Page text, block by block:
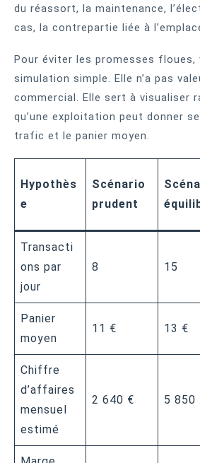
du réassort, la maintenance,
cas, la contrepartie liée à
Pour éviter les promesses floues,
simulation simple. Elle n’a pas
commercial. Elle sert à visualiser
qu’une exploitation peut donner
trafic et le panier moyen.
Hypothès
e
Scénario
prudent
Transacti
ons par
jour
8 15
Panier
moyen
11 € 13 €
Chiffre
d’affaires
mensuel
estimé
2 640 € 5 850